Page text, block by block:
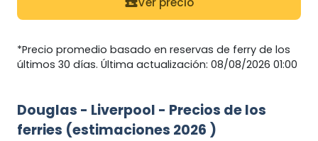
*Precio promedio basado en reservas de ferry de los
últimos 30 días. Última actualización: 08/08/2026 01:00
Douglas - Liverpool - Precios de los
ferries (estimaciones 2026 )